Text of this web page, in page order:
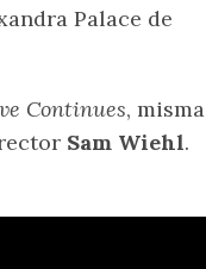
Palace de
Continues, misma
Sam Wiehl.